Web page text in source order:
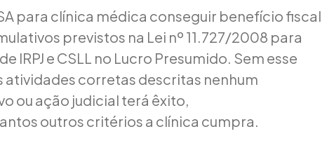
para clínica médica conseguir benefício fiscal
previstos na Lei nº 11.727/2008 para
IRPJ e CSLL no Lucro Presumido. Sem esse
atividades corretas descritas nenhum
ou ação judicial terá êxito,
outros critérios a clínica cumpra.